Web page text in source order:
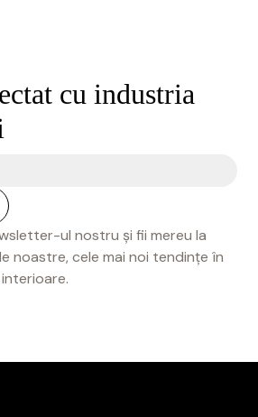
cu industria
ul nostru și fii mereu la
noastre, cele mai noi tendințe în